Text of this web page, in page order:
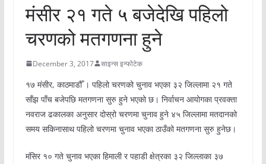
मंसीर २१ गते ५ बजेदेखि पहिलो
चरणको मतगणना हुने
December 3, 2017 साइन्स इन्फोटेक
१७ मंसीर, काठमाडौँ । पहिलो चरणको चुनाव भएका ३२ जिल्लामा २१ गते
साँझ पाँच बजेपछि मतगणना सुरु हुने भएको छ। निर्वाचन आयोगका प्रवक्ता
नवराज ढकालका अनुसार दोस्रो चरणमा चुनाव हुने ४५ जिल्लामा मतदानको
समय सकिनासाथ पहिलो चरणमा चुनाव भएका ठाउँको मतगणना सुरु हुनेछ।
मंसिर १० गते चुनाव भएका हिमाली र पहाडी क्षेत्रका ३२ जिल्लाका ३७